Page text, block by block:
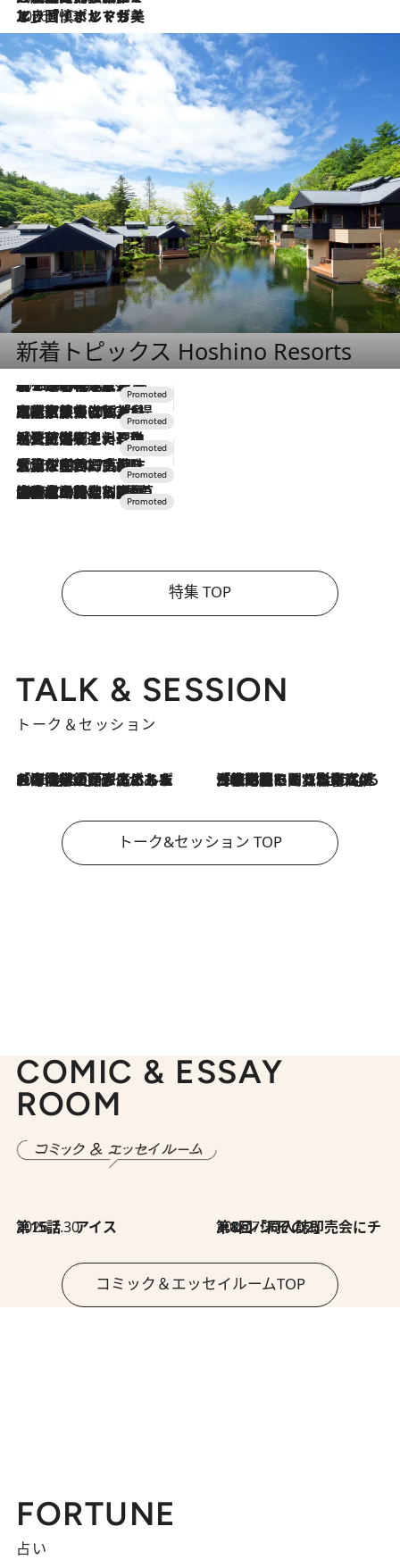
2026.7.13
エッセイ・ヤマザキマリ「慎ましくも美しき国 ポルトガル」
新着トピックス Hoshino Resorts
2026.8.7
【トンボの足水浴】ヒノキの香りに包まれて涼感マックス！約13℃の湧水かけ流しを避暑地「星野温泉 トンボの湯」で体験
2026.7.31
【ホテル帰省】という選択肢をOMOが提案。家族とほどよい距離を保つには「昼は実家、夜は気兼ねなくホテルで！」
2026.7.24
【夏限定ディナーコース】旬を迎える稚鮎や花ズッキーニなどをイタリア・トスカーナの郷土料理の手法で満喫！
2026.7.17
「土佐和ハーブかき氷」がOMO7高知に登場！生姜、山椒、大葉など目にも舌にも涼を呼ぶ郷土の味
2026.7.10
NEW OPEN！【界 草津】名湯の地に誕生。趣の異なる2種の温泉と上州ならではの会席・蕎麦割烹など美食を味わう究極の癒やし旅
特集 TOP
TALK & SESSION
トーク＆セッション
2026.8.3
「今後値上げがあるとすれば…」「リスクがあるのは今年の冬」エネルギー専門家が語る、ホルムズ海峡封鎖が家庭にもたらす“ある心配” 2026.8.3
「住宅建てられない…」「サーチャージ料の高値が続いている」ホルムズ海峡封鎖による影響はいつまで続く？《エネルギー専門家に聞く“どうなる日本の暮らし”》
トーク&セッション TOP
COMIC & ESSAY
ROOM
2026.7.30
第15話 アイス 2026.7.30
第8回「同人誌即売会にチャレンジ その2」
コミック＆エッセイルームTOP
FORTUNE
占い